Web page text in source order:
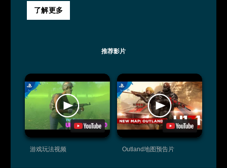
了解更多
推荐影片
游戏玩法视频 Outland地图预告片